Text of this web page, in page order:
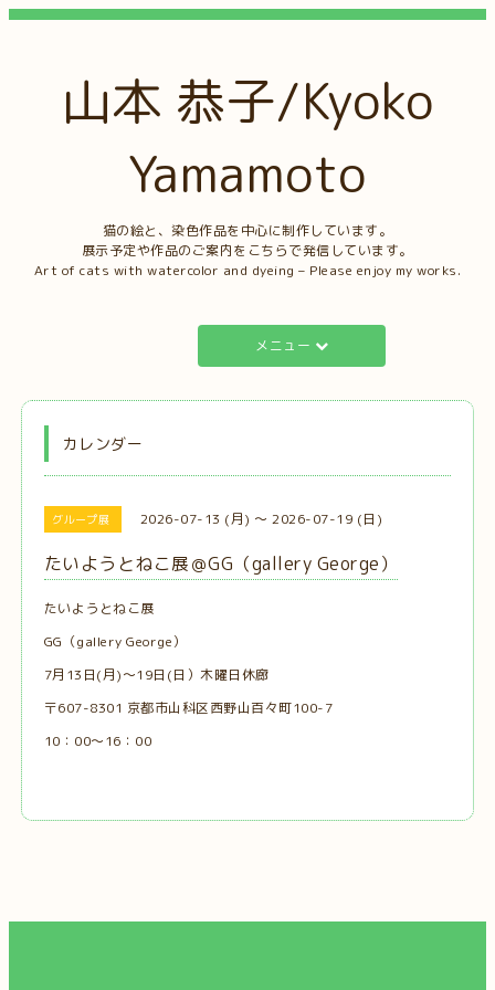
山本 恭子/Kyoko
Yamamoto
猫の絵と、染色作品を中心に制作しています。
展示予定や作品のご案内をこちらで発信しています。
Art of cats with watercolor and dyeing – Please enjoy my works.
メニュー
カレンダー
グループ展 2026-07-13 (月) ～ 2026-07-19 (日)
たいようとねこ展＠GG（gallery George）
たいようとねこ展
GG（gallery George）
7月13日(月)〜19日(日）木曜日休廊
〒607-8301 京都市山科区西野山百々町100-7
10：00～16：00